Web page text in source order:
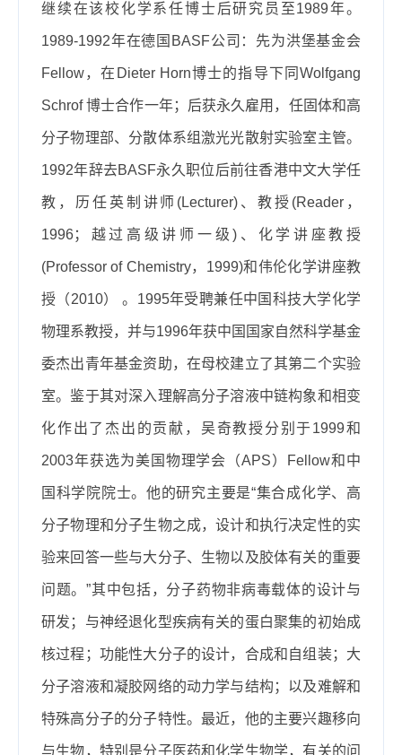
继续在该校化学系任博士后研究员至1989年。
1989-1992年在德国 BASF公司：先为洪堡基金会
Fellow，在 Dieter Horn博士的指导下同Wolfgang
Schrof博士合作一年；后获永久雇用，任固体和高
分子物理部、分散体系组激光光散射实验室主管。
1992年辞去BASF永久职位后前往香港中文大学任
教，历任英制讲师 (Lecturer) 、教授 (Reader ，
1996；越过高级讲师一级) 、化学讲座教授
(Professor of Chemistry， 1999)和伟伦化学讲座教
授（2010） 。 1995年受聘兼任中国科技大学化学
物理系教授，并与1996年获中国国家自然科学基金
委杰出青年基金资助，在母校建立了其第二个实验
室。鉴于其对深入理解高分子溶液中链构象和相变
化作出了杰出的贡献，吴奇教授分别于1999和
2003年获选为美国物理学会（APS） Fellow和中
国科学院院士。他的研究主要是“集合成化学、高
分子物理和分子生物之成，设计和执行决定性的实
验来回答一些与大分子、生物以及胶体有关的重要
问题。”其中包括，分子药物非病毒载体的设计与
研发；与神经退化型疾病有关的蛋白聚集的初始成
核过程；功能性大分子的设计，合成和自组装；大
分子溶液和凝胶网络的动力学与结构；以及难解和
特殊高分子的分子特性。最近，他的主要兴趣移向
与生物，特别是分子医药和化学生物学，有关的问